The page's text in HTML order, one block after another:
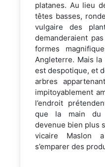
platanes. Au lieu
têtes basses,
vulgaire des
demanderaient
formes
Angleterre. Mais
est despotique, et
arbres
impitoyablement
l’endroit
que la main du
devenue bien plus
vicaire Maslon
s’emparer des